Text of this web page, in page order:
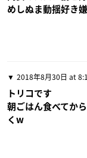
めしぬま動揺好き
2018年8月30日 at
トリコです
朝ごはん食べてか
くw